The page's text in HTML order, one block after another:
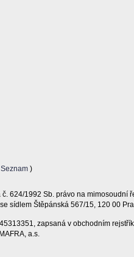
)
624/1992 Sb. právo na
sídlem Štěpánská 567/15, 120 00
zapsaná v obchodním
a.s.